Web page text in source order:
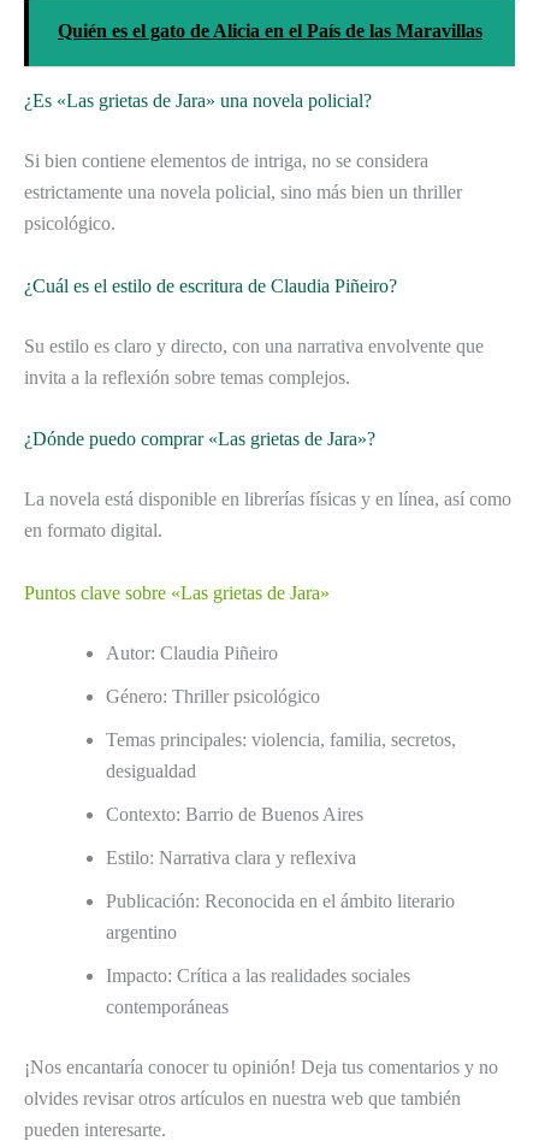
Quién es el gato de Alicia en el País de las Maravillas
¿Es «Las grietas de Jara» una novela policial?
Si bien contiene elementos de intriga, no se considera
estrictamente una novela policial, sino más bien un thriller
psicológico.
¿Cuál es el estilo de escritura de Claudia Piñeiro?
Su estilo es claro y directo, con una narrativa envolvente que
invita a la reflexión sobre temas complejos.
¿Dónde puedo comprar «Las grietas de Jara»?
La novela está disponible en librerías físicas y en línea, así como
en formato digital.
Puntos clave sobre «Las grietas de Jara»
Autor: Claudia Piñeiro
Género: Thriller psicológico
Temas principales: violencia, familia, secretos,
desigualdad
Contexto: Barrio de Buenos Aires
Estilo: Narrativa clara y reflexiva
Publicación: Reconocida en el ámbito literario
argentino
Impacto: Crítica a las realidades sociales
contemporáneas
¡Nos encantaría conocer tu opinión! Deja tus comentarios y no
olvides revisar otros artículos en nuestra web que también
pueden interesarte.